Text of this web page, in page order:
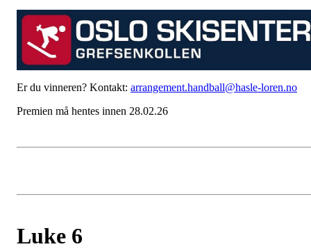
Er du vinneren? Kontakt: arrangement.handball@hasle-loren.no
Premien må hentes innen 28.02.26
Luke 6